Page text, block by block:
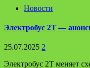
Новости
Электробус 2Т —
25.07.2025 2
Электробус 2Т меняет